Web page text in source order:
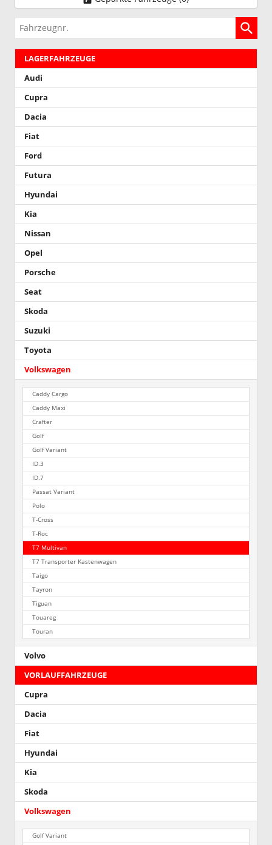
Fahrzeugnr.
LAGERFAHRZEUGE
Audi
Cupra
Dacia
Fiat
Ford
Futura
Hyundai
Kia
Nissan
Opel
Porsche
Seat
Skoda
Suzuki
Toyota
Volkswagen
Caddy Cargo
Caddy Maxi
Crafter
Golf
Golf Variant
ID.3
ID.7
Passat Variant
Polo
T-Cross
T-Roc
T7 Multivan
T7 Transporter Kastenwagen
Taigo
Tayron
Tiguan
Touareg
Touran
Volvo
VORLAUFFAHRZEUGE
Cupra
Dacia
Fiat
Hyundai
Kia
Skoda
Volkswagen
Golf Variant